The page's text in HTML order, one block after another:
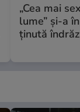
„Cea mai
lume” și-a
ținută